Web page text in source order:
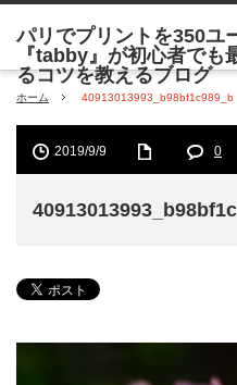
ホーム 40913013993_b98bf1c989_b
2019/9/9 0